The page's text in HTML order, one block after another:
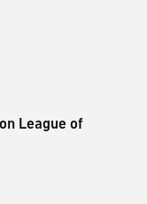
League of